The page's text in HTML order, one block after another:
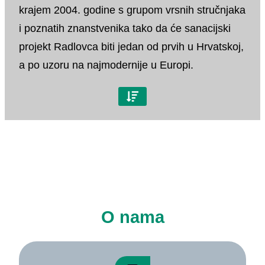
krajem 2004. godine s grupom vrsnih stručnjaka
i poznatih znanstvenika tako da će sanacijski
projekt Radlovca biti jedan od prvih u Hrvatskoj,
a po uzoru na najmodernije u Europi.
Projekt je izrađen prema projektnom zadatku,
– sanaciju i uređenje pokosa
– stabilizaciju i rekultivaciju prostora
O nama